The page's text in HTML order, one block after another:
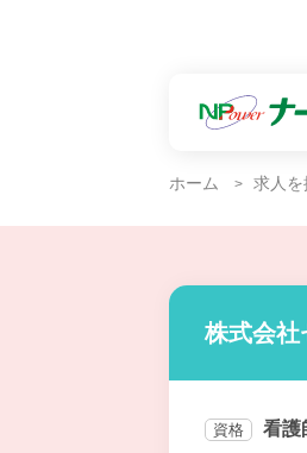
ホーム 求人を
株式会社
資格 看護